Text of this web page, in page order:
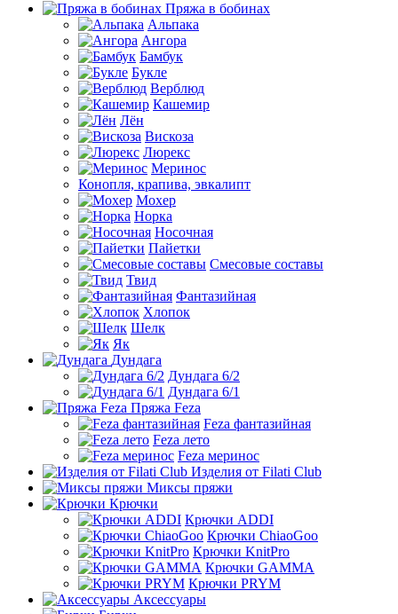
Пряжа в бобинах
Альпака
Ангора
Бамбук
Букле
Верблюд
Кашемир
Лён
Вискоза
Люрекс
Меринос
Конопля, крапива, эвкалипт
Мохер
Норка
Носочная
Пайетки
Смесовые составы
Твид
Фантазийная
Хлопок
Шелк
Як
Дундага
Дундага 6/2
Дундага 6/1
Пряжа Feza
Feza фантазийная
Feza лето
Feza меринос
Изделия от Filati Club
Миксы пряжи
Крючки
Крючки ADDI
Крючки ChiaoGoo
Крючки KnitPro
Крючки GAMMA
Крючки PRYM
Аксессуары